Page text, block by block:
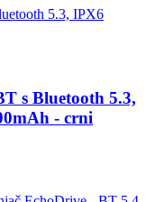
s Bluetooth 5.3,
- crni